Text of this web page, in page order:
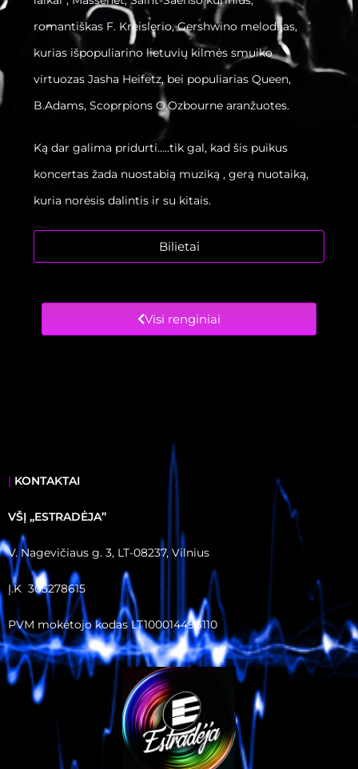
romantiškas F. Kreislerio, Gershwino melodijas,
kurias išpopuliarino lietuvių kilmės smuiko
virtuozas Jasha Heifetz, bei populiarias Queen,
B.Adams, Scoprpions O.Ozbourne aranžuotes.
Ką dar galima pridurti…..tik gal, kad šis puikus
koncertas žada nuostabią muziką , gerą nuotaiką,
kuria norėsis dalintis ir su kitais.
Bilietai
Visi renginiai
| KONTAKTAI
VŠĮ ,,ESTRADĖJA”
V. Nagevičiaus g. 3, LT-08237, Vilnius
Į.K 305278615
PVM mokėtojo kodas LT100014496110